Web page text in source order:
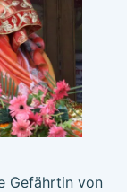
Gefährtin von